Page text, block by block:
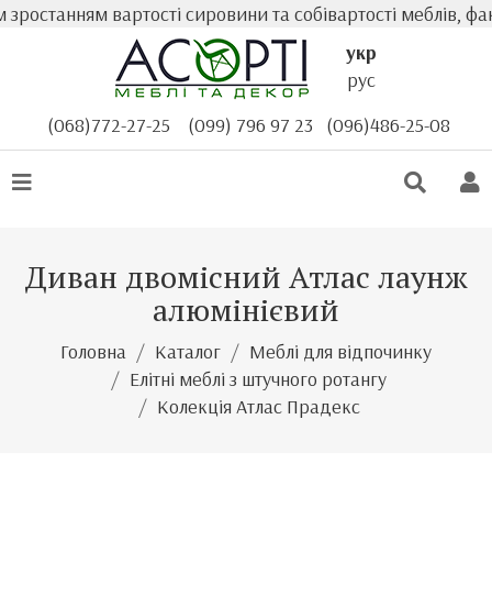
вартості сировини та собівартості меблів,
укр
рус
(068)772-27-25
(099) 796 97 23 (096)486-25-08
Диван двомісний Атлас лаунж
алюмінієвий
Головна Каталог
Меблі для відпочинку
Елітні меблі з штучного ротангу
Колекція Атлас Прадекс